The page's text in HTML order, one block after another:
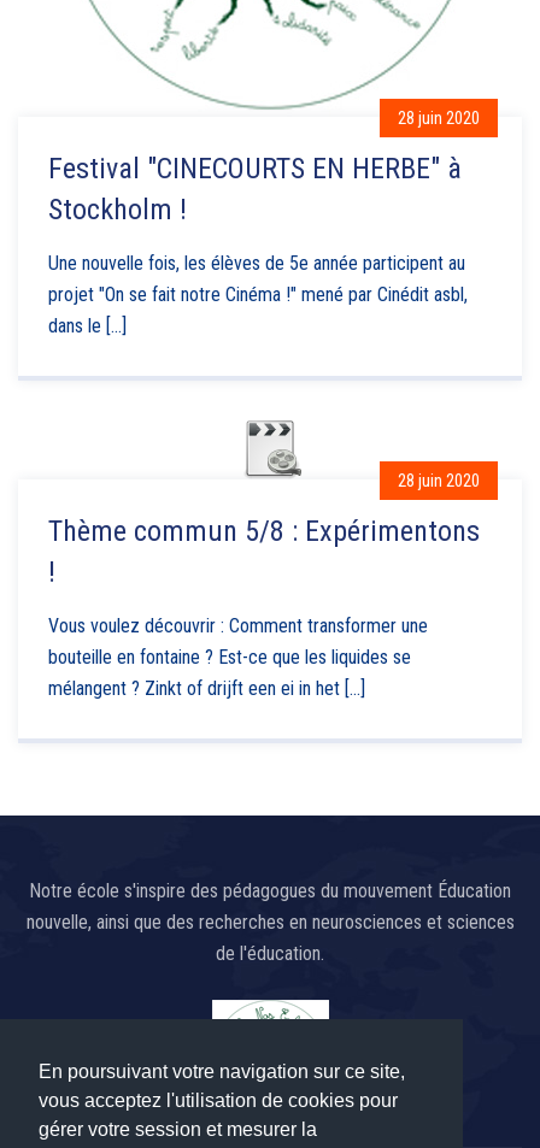
En poursuivant votre navigation sur ce site,
vous acceptez l'utilisation de cookies pour
gérer votre session et mesurer la
28 juin 2020
Festival "CINECOURTS EN HERBE" à
Stockholm !
Une nouvelle fois, les élèves de 5e année participent au
projet "On se fait notre Cinéma !" mené par Cinédit asbl,
dans le [...]
28 juin 2020
Thème commun 5/8 : Expérimentons
!
Vous voulez découvrir : Comment transformer une
bouteille en fontaine ? Est-ce que les liquides se
mélangent ? Zinkt of drijft een ei in het [...]
Notre école s'inspire des pédagogues du mouvement Éducation
nouvelle, ainsi que des recherches en neurosciences et sciences
de l'éducation.